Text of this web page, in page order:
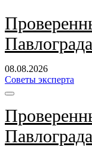
Перейти
к
содержанию
Павлограда
08.08.2026
Советы эксперта
Павлограда